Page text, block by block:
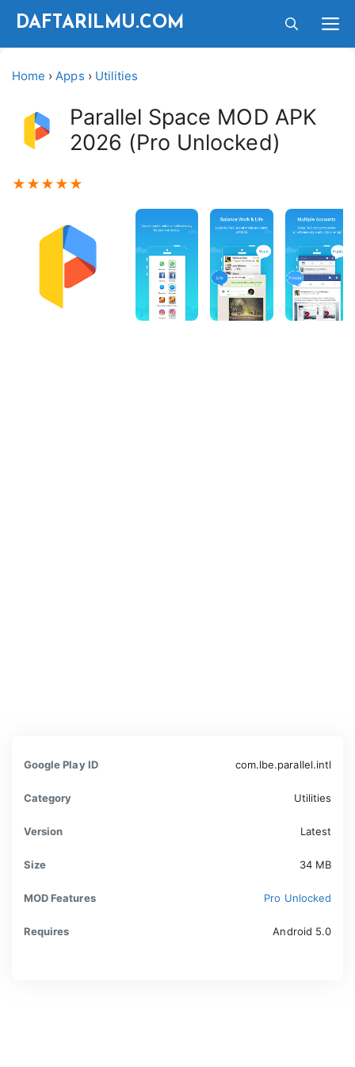
Langsung
DAFTARILMU.COM
Home ›Apps › Utilities
Parallel Space MOD APK
2026 (Pro Unlocked)
★ ★ ★ ★ ★
Google Play ID com.lbe.parallel.intl
Category Utilities
Version Latest
Size 34 MB
MOD Features Pro Unlocked
Requires Android 5.0